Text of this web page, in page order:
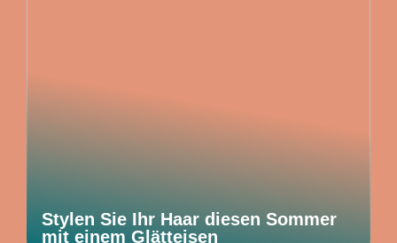
Stylen Sie Ihr Haar diesen Sommer
mit einem Glätteisen